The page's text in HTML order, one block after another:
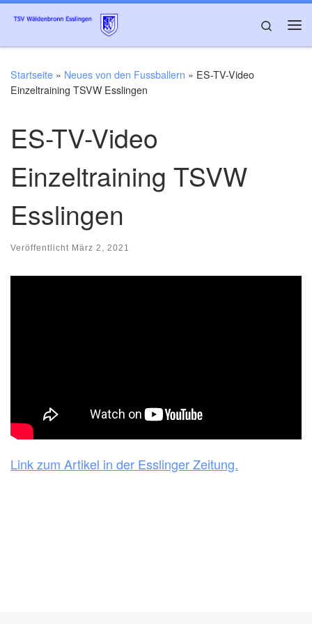
Zum Inhalt springen
Search
Startseite » Neues von den Fussballern » ES-TV-Video
Einzeltraining TSVW Esslingen
ES-TV-Video
Einzeltraining TSVW
Esslingen
Veröffentlicht März 2, 2021
Link zum Artikel in der Esslinger Zeitung.